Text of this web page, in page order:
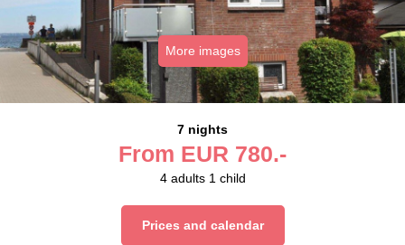
More images
7 nights
From EUR 780.-
4 adults 1 child
Prices and calendar